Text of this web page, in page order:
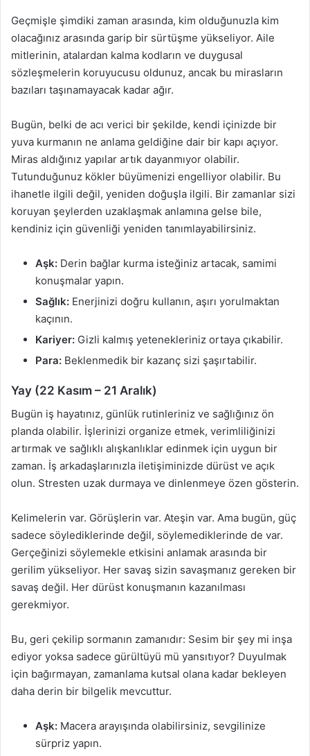
Geçmişle şimdiki zaman arasında, kim olduğunuzla kim
olacağınız arasında garip bir sürtüşme yükseliyor. Aile
mitlerinin, atalardan kalma kodların ve duygusal
sözleşmelerin koruyucusu oldunuz, ancak bu mirasların
bazıları taşınamayacak kadar ağır.
Bugün, belki de acı verici bir şekilde, kendi içinizde bir
yuva kurmanın ne anlama geldiğine dair bir kapı açıyor.
Miras aldığınız yapılar artık dayanmıyor olabilir.
Tutunduğunuz kökler büyümenizi engelliyor olabilir. Bu
ihanetle ilgili değil, yeniden doğuşla ilgili. Bir zamanlar sizi
koruyan şeylerden uzaklaşmak anlamına gelse bile,
kendiniz için güvenliği yeniden tanımlayabilirsiniz.
Aşk: Derin bağlar kurma isteğiniz artacak, samimi
konuşmalar yapın.
Sağlık: Enerjinizi doğru kullanın, aşırı yorulmaktan
kaçının.
Kariyer: Gizli kalmış yetenekleriniz ortaya çıkabilir.
Para: Beklenmedik bir kazanç sizi şaşırtabilir.
Yay (22 Kasım – 21 Aralık)
Bugün iş hayatınız, günlük rutinleriniz ve sağlığınız ön
planda olabilir. İşlerinizi organize etmek, verimliliğinizi
artırmak ve sağlıklı alışkanlıklar edinmek için uygun bir
zaman. İş arkadaşlarınızla iletişiminizde dürüst ve açık
olun. Stresten uzak durmaya ve dinlenmeye özen gösterin.
Kelimelerin var. Görüşlerin var. Ateşin var. Ama bugün, güç
sadece söylediklerinde değil, söylemediklerinde de var.
Gerçeğinizi söylemekle etkisini anlamak arasında bir
gerilim yükseliyor. Her savaş sizin savaşmanız gereken bir
savaş değil. Her dürüst konuşmanın kazanılması
gerekmiyor.
Bu, geri çekilip sormanın zamanıdır: Sesim bir şey mi inşa
ediyor yoksa sadece gürültüyü mü yansıtıyor? Duyulmak
için bağırmayan, zamanlama kutsal olana kadar bekleyen
daha derin bir bilgelik mevcuttur.
Aşk: Macera arayışında olabilirsiniz, sevgilinize
sürpriz yapın.